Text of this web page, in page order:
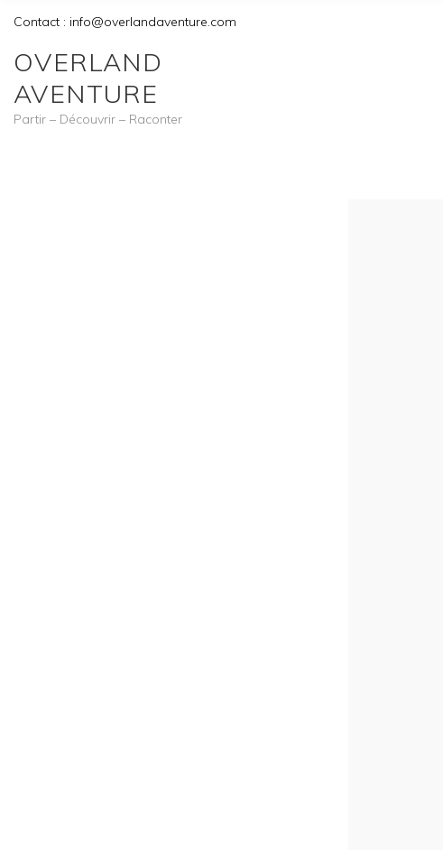
Contact : info@overlandaventure.com
OVERLAND
AVENTURE
Partir – Découvrir – Raconter